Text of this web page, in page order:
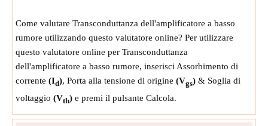
Come valutare Transconduttanza dell'amplificatore a basso
rumore utilizzando questo valutatore online? Per utilizzare
questo valutatore online per Transconduttanza
dell'amplificatore a basso rumore, inserisci Assorbimento di
corrente (Id), Porta alla tensione di origine (Vgs) & Soglia di
voltaggio (Vth) e premi il pulsante Calcola.